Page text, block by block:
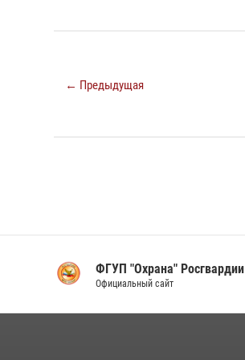
← Предыдущая
ФГУП "Охрана" Росгвардии
Официальный сайт